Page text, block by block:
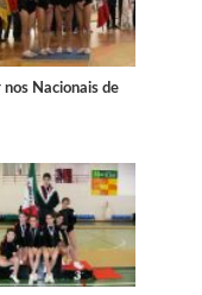
nos Nacionais de